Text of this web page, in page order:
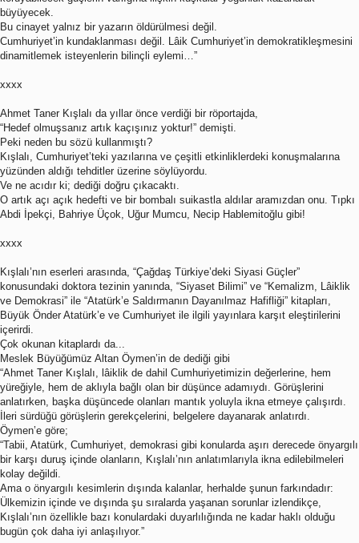
büyüyecek.
Bu cinayet yalnız bir yazarın öldürülmesi değil.
Cumhuriyet’in kundaklanması değil. Lâik Cumhuriyet’in demokratikleşmesini
dinamitlemek isteyenlerin bilinçli eylemi…”
xxxx
Ahmet Taner Kışlalı da yıllar önce verdiği bir röportajda,
“Hedef olmuşsanız artık kaçışınız yoktur!” demişti.
Peki neden bu sözü kullanmıştı?
Kışlalı, Cumhuriyet’teki yazılarına ve çeşitli etkinliklerdeki konuşmalarına
yüzünden aldığı tehditler üzerine söylüyordu.
Ve ne acıdır ki; dediği doğru çıkacaktı.
O artık açı açık hedefti ve bir bombalı suikastla aldılar aramızdan onu. Tıpkı
Abdi İpekçi, Bahriye Üçok, Uğur Mumcu, Necip Hablemitoğlu gibi!
xxxx
Kışlalı’nın eserleri arasında, “Çağdaş Türkiye’deki Siyasi Güçler”
konusundaki doktora tezinin yanında, “Siyaset Bilimi” ve “Kemalizm, Lâiklik
ve Demokrasi” ile “Atatürk’e Saldırmanın Dayanılmaz Hafifliği” kitapları,
Büyük Önder Atatürk’e ve Cumhuriyet ile ilgili yayınlara karşıt eleştirilerini
içerirdi.
Çok okunan kitaplardı da...
Meslek Büyüğümüz Altan Öymen’in de dediği gibi
“Ahmet Taner Kışlalı, lâiklik de dahil Cumhuriyetimizin değerlerine, hem
yüreğiyle, hem de aklıyla bağlı olan bir düşünce adamıydı. Görüşlerini
anlatırken, başka düşüncede olanları mantık yoluyla ikna etmeye çalışırdı.
İleri sürdüğü görüşlerin gerekçelerini, belgelere dayanarak anlatırdı.
Öymen’e göre;
“Tabii, Atatürk, Cumhuriyet, demokrasi gibi konularda aşırı derecede önyargılı
bir karşı duruş içinde olanların, Kışlalı’nın anlatımlarıyla ikna edilebilmeleri
kolay değildi.
Ama o önyargılı kesimlerin dışında kalanlar, herhalde şunun farkındadır:
Ülkemizin içinde ve dışında şu sıralarda yaşanan sorunlar izlendikçe,
Kışlalı’nın özellikle bazı konulardaki duyarlılığında ne kadar haklı olduğu
bugün çok daha iyi anlaşılıyor.”